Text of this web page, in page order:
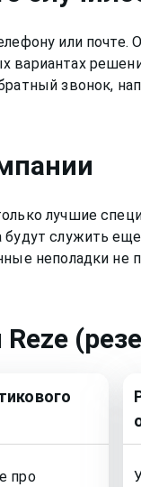
или
вариантах
звонок,
лучшие
служить
неполадки не
Reze
про